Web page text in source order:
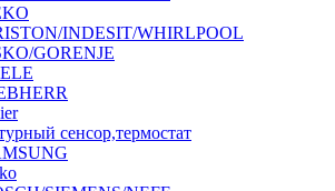
INDESIT/WHIRLPOOL
GORENJE
сенсор,термостат